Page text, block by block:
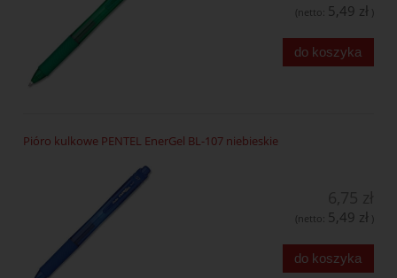
(netto: 5,49 zł )
do koszyka
Pióro kulkowe PENTEL EnerGel BL-107 niebieskie
(netto: 5,49 zł )
do koszyka